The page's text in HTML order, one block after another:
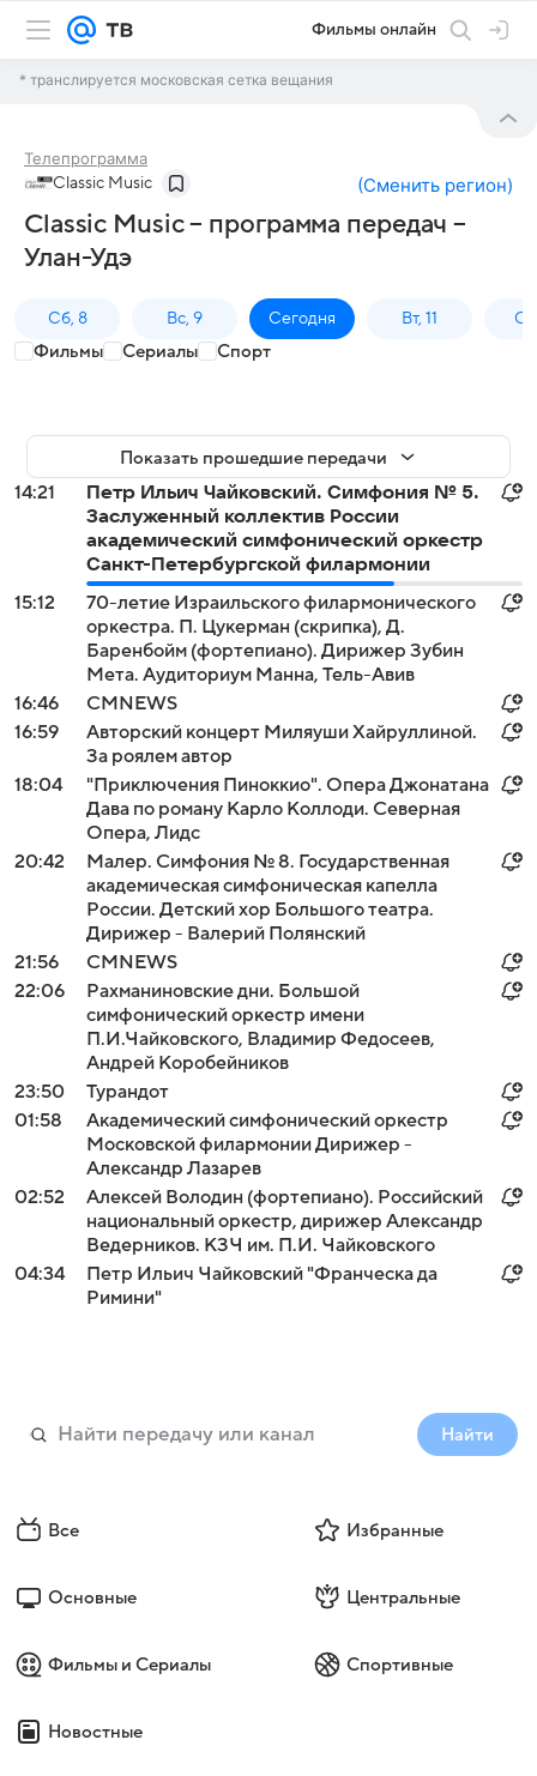
Фильмы онлайн
* транслируется московская сетка вещания
Телепрограмма
Classic Music (Сменить регион)
Classic Music – программа передач –
Улан-Удэ
Сб, 8 Вс, 9 Сегодня Вт, 11
Фильмы Сериалы Спорт
Показать прошедшие передачи
14:21
Петр Ильич Чайковский. Симфония № 5.
Заслуженный коллектив России
академический симфонический оркестр
Санкт-Петербургской филармонии
15:12
70-летие Израильского филармонического
оркестра. П. Цукерман (скрипка), Д.
Баренбойм (фортепиано). Дирижер Зубин
Мета. Аудиториум Манна, Тель-Авив
16:46
СМNEWS
16:59
Авторский концерт Миляуши Хайруллиной.
За роялем автор
18:04
"Приключения Пиноккио". Опера Джонатана
Дава по роману Карло Коллоди. Северная
Опера, Лидс
20:42
Малер. Симфония № 8. Государственная
академическая симфоническая капелла
России. Детский хор Большого театра.
Дирижер - Валерий Полянский
21:56
СМNEWS
22:06
Рахманиновские дни. Большой
симфонический оркестр имени
П.И.Чайковского, Владимир Федосеев,
Андрей Коробейников
23:50
Турандот
01:58
Академический симфонический оркестр
Московской филармонии Дирижер -
Александр Лазарев
02:52
Алексей Володин (фортепиано). Российский
национальный оркестр, дирижер Александр
Ведерников. КЗЧ им. П.И. Чайковского
04:34
Петр Ильич Чайковский "Франческа да
Римини"
Найти
Все Избранные
Основные Центральные
Фильмы и Сериалы Спортивные
Новостные